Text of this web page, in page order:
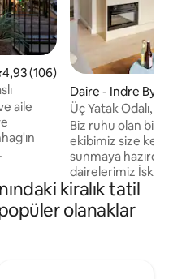
üzerinden ortalama 4,93
4,93 (106)
aile
Daire - Indre By
Üç Yatak Odalı,
Biz ruhu olan bir
ekibimiz size
sunmaya
dairelerimiz
tarafından
tüm olanaklarla
havlular, süper
kiralık tatil
olanaklar